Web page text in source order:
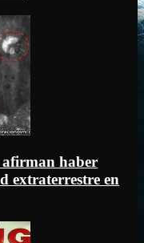
afirman haber
extraterrestre en